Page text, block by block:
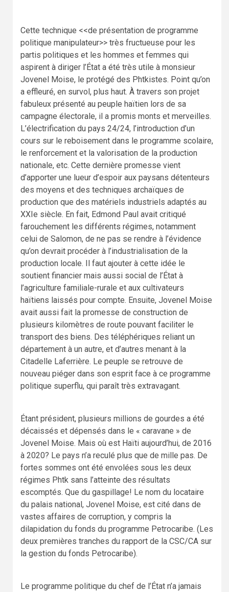
Cette technique <<de présentation de programme
politique manipulateur>> très fructueuse pour les
partis politiques et les hommes et femmes qui
aspirent à diriger l’État a été très utile à monsieur
Jovenel Moise, le protégé des Phtkistes. Point qu’on
a effleuré, en survol, plus haut. À travers son projet
fabuleux présenté au peuple haïtien lors de sa
campagne électorale, il a promis monts et merveilles.
L’électrification du pays 24/24, l’introduction d’un
cours sur le reboisement dans le programme scolaire,
le renforcement et la valorisation de la production
nationale, etc. Cette dernière promesse vient
d’apporter une lueur d’espoir aux paysans détenteurs
des moyens et des techniques archaïques de
production que des matériels industriels adaptés au
XXIe siècle. En fait, Edmond Paul avait critiqué
farouchement les différents régimes, notamment
celui de Salomon, de ne pas se rendre à l’évidence
qu’on devrait procéder à l’industrialisation de la
production locale. Il faut ajouter à cette idée le
soutient financier mais aussi social de l’État à
l’agriculture familiale-rurale et aux cultivateurs
haïtiens laissés pour compte. Ensuite, Jovenel Moise
avait aussi fait la promesse de construction de
plusieurs kilomètres de route pouvant faciliter le
transport des biens. Des téléphériques reliant un
département à un autre, et d’autres menant à la
Citadelle Laferrière. Le peuple se retrouve de
nouveau piéger dans son esprit face à ce programme
politique superflu, qui paraît très extravagant.
Étant président, plusieurs millions de gourdes a été
décaissés et dépensés dans le « caravane » de
Jovenel Moise. Mais où est Haïti aujourd’hui, de 2016
à 2020? Le pays n’a reculé plus que de mille pas. De
fortes sommes ont été envolées sous les deux
régimes Phtk sans l’atteinte des résultats
escomptés. Que du gaspillage! Le nom du locataire
du palais national, Jovenel Moise, est cité dans de
vastes affaires de corruption, y compris la
dilapidation du fonds du programme Petrocaribe. (Les
deux premières tranches du rapport de la CSC/CA sur
la gestion du fonds Petrocaribe).
Le programme politique du chef de l’État n’a jamais